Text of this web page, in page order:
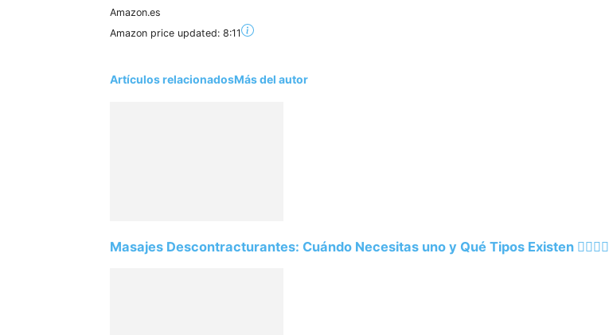
Amazon.es
Amazon price updated: 8:11
Artículos relacionadosMás del autor
Masajes Descontracturantes: Cuándo Necesitas uno y Qué Tipos Existen 💆‍♂️💆‍♀️